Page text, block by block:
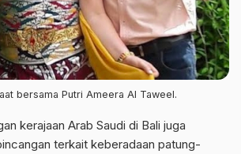
bersama Putri Ameera Al Taweel.
kerajaan Arab Saudi di Bali juga
terkait keberadaan patung-